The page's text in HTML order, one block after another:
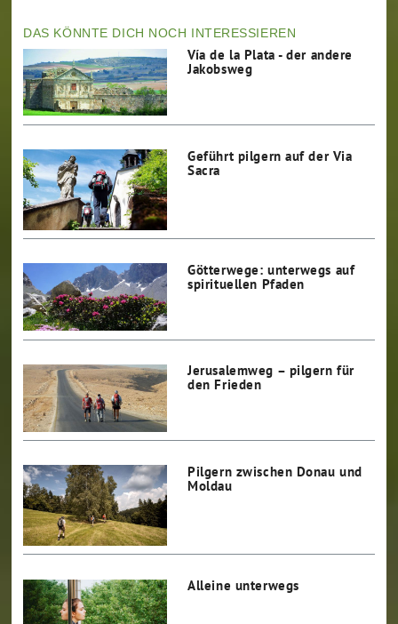
DAS KÖNNTE DICH NOCH INTERESSIEREN
Vía de la Plata - der andere
Jakobsweg
Geführt pilgern auf der Via
Sacra
Götterwege: unterwegs auf
spirituellen Pfaden
Jerusalemweg – pilgern für
den Frieden
Pilgern zwischen Donau und
Moldau
Alleine unterwegs